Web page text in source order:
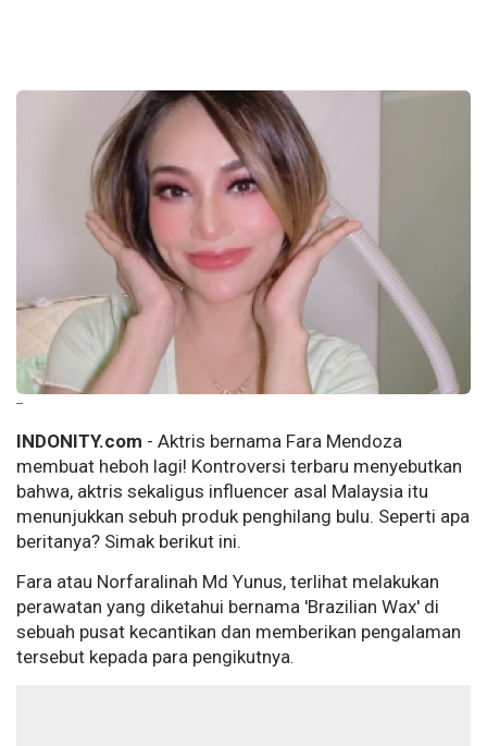
--
INDONITY.com - Aktris bernama Fara Mendoza
membuat heboh lagi! Kontroversi terbaru menyebutkan
bahwa, aktris sekaligus influencer asal Malaysia itu
menunjukkan sebuh produk penghilang bulu. Seperti apa
beritanya? Simak berikut ini.
Fara atau Norfaralinah Md Yunus, terlihat melakukan
perawatan yang diketahui bernama 'Brazilian Wax' di
sebuah pusat kecantikan dan memberikan pengalaman
tersebut kepada para pengikutnya.